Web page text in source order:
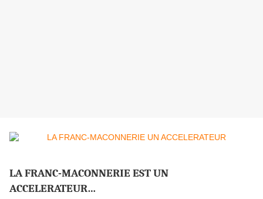
LA FRANC-MACONNERIE EST UN
ACCELERATEUR…